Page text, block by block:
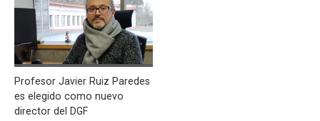
Profesor Javier Ruiz Paredes
es elegido como nuevo
director del DGF